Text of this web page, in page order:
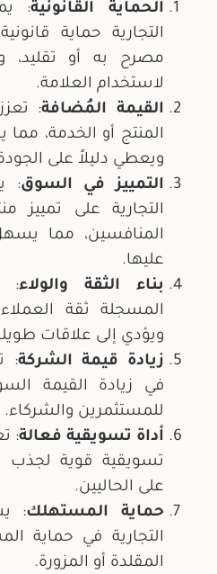
الحماية القانونية:
التجارية حماية
مصرح به أو تقليد،
لاستخدام العلامة.
القيمة المُضافة:
المنتج أو الخدمة،
ويعطي دليلاً على
التمييز في السوق:
التجارية على تمييز
المنافسين، مما
عليها.
بناء الثقة والولاء:
المسجلة ثقة
ويؤدي إلى علاقات
زيادة قيمة الشركة:
في زيادة القيمة
للمستثمرين والشركاء.
أداة تسويقية فعالة:
تسويقية قوية لجذب
على الحاليين.
حماية المستهلك:
التجارية في حماية
المقلدة أو المزورة.